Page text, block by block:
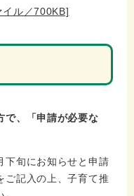
ル／700KB]
で、「申請が必要な
下旬にお知らせと申請
ご記入の上、子育て推